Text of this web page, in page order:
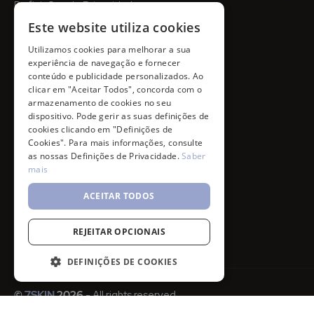
Definições de Privacidade
©7SKIN2026- All rights reserved.
Este website utiliza cookies
Utilizamos cookies para melhorar a sua
experiência de navegação e fornecer
conteúdo e publicidade personalizados. Ao
clicar em "Aceitar Todos", concorda com o
armazenamento de cookies no seu
dispositivo. Pode gerir as suas definições de
cookies clicando em "Definições de
Cookies". Para mais informações, consulte
as nossas Definições de Privacidade.Saber
mais
ACEITAR TODOS
REJEITAR OPCIONAIS
DEFINIÇÕES DE COOKIES